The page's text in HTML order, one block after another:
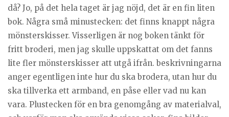
då? Jo, på det hela taget är jag nöjd, det är en fin liten
bok. Några små minustecken: det finns knappt några
mönsterskisser. Visserligen är nog boken tänkt för
fritt broderi, men jag skulle uppskattat om det fanns
lite fler mönsterskisser att utgå ifrån. beskrivningarna
anger egentligen inte hur du ska brodera, utan hur du
ska tillverka ett armband, en påse eller vad nu kan
vara. Plustecken för en bra genomgång av materialval,